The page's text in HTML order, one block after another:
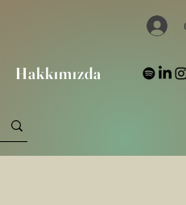
Hakkımızda